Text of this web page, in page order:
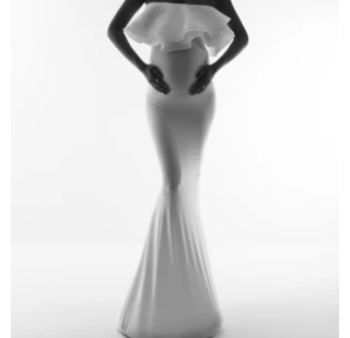
Foto premiada pela
Outstanding Maternity Award
- Season 32
14 de Junho 2024